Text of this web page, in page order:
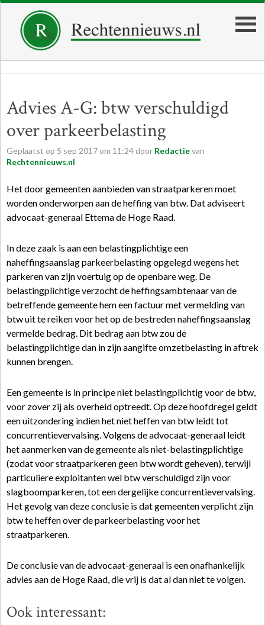
Advies A-G: btw verschuldigd
over parkeerbelasting
Geplaatst op 5 sep 2017 om 11:24 door Redactievan
Rechtennieuws.nl
Het door gemeenten aanbieden van straatparkeren moet
worden onderworpen aan de heffing van btw. Dat adviseert
advocaat-generaal Ettema de Hoge Raad.
In deze zaak is aan een belastingplichtige een
naheffingsaanslag parkeerbelasting opgelegd wegens het
parkeren van zijn voertuig op de openbare weg. De
belastingplichtige verzocht de heffingsambtenaar van de
betreffende gemeente hem een factuur met vermelding van
btw uit te reiken voor het op de bestreden naheffingsaanslag
vermelde bedrag. Dit bedrag aan btw zou de
belastingplichtige dan in zijn aangifte omzetbelasting in aftrek
kunnen brengen.
Een gemeente is in principe niet belastingplichtig voor de btw,
voor zover zij als overheid optreedt. Op deze hoofdregel geldt
een uitzondering indien het niet heffen van btw leidt tot
concurrentievervalsing. Volgens de advocaat-generaal leidt
het aanmerken van de gemeente als niet-belastingplichtige
(zodat voor straatparkeren geen btw wordt geheven), terwijl
particuliere exploitanten wel btw verschuldigd zijn voor
slagboomparkeren, tot een dergelijke concurrentievervalsing.
Het gevolg van deze conclusie is dat gemeenten verplicht zijn
btw te heffen over de parkeerbelasting voor het
straatparkeren.
De conclusie van de advocaat-generaal is een onafhankelijk
advies aan de Hoge Raad, die vrij is dat al dan niet te volgen.
Ook interessant: